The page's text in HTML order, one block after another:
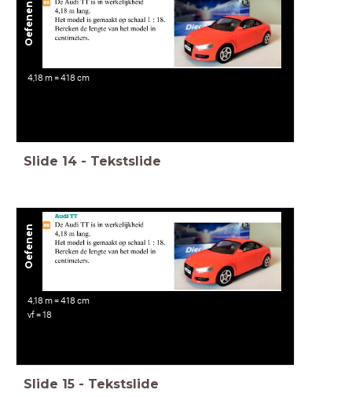
4,18 m = 418 cm
Oefenen
Slide 14 - Tekstslide
4,18 m = 418 cm
vf = 18
Oefenen
Slide 15 - Tekstslide